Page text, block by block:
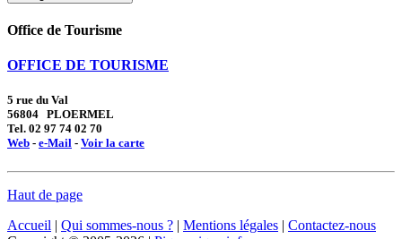
Office de Tourisme
OFFICE DE TOURISME
5 rue du Val
56804 PLOERMEL
Tel. 02 97 74 02 70
Web - e-Mail - Voir la carte
Haut de page
Accueil | Qui sommes-nous ? | Mentions légales | Contactez-nous